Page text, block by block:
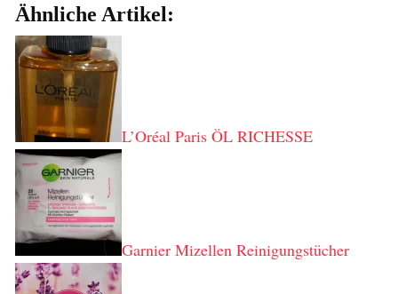
Ähnliche Artikel:
L’Oréal Paris ÖL RICHESSE
Garnier Mizellen Reinigungstücher